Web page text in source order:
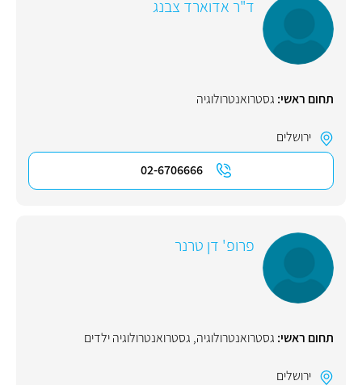
ד"ר אדוארד צבנג
תחום ראשי: גסטרואנטרולוגיה
ירושלים
02-6706666
פרופ' דן טרנר
תחום ראשי: גסטרואנטרולוגיה, גסטרואנטרולוגיה ילדים
ירושלים